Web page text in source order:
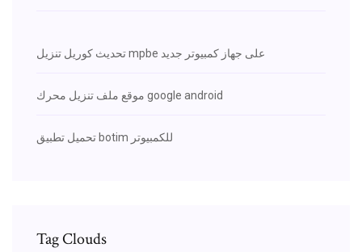
تحديث كوريل تنزيل mpbe على جهاز كمبيوتر جديد
موقع ملف تنزيل محرك google android
تحميل تطبيق botim للكمبيوتر
Tag Clouds